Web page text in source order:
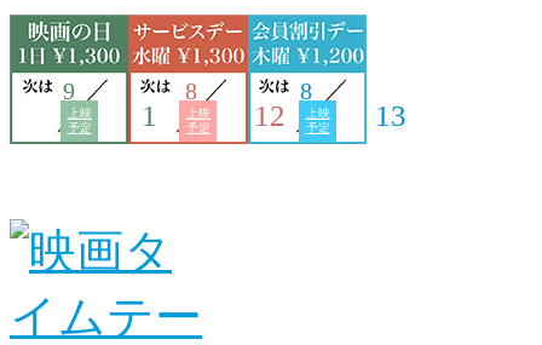
上映
予定
9
1
上映
予定
8
12
上映
予定
8
13